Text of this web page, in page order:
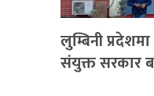
लुम्बिनी
संयुक्त सरकार